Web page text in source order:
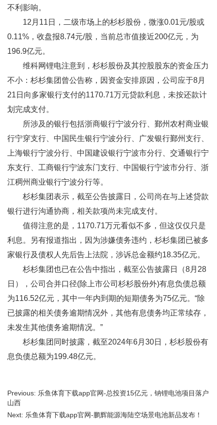
不利影响。
12月11日，二级市场上的杉杉股份，微涨0.01元/股或
0.11%，收盘报8.74元/股，当前总市值接近200亿元，为
196.9亿元。
维科网锂电注意到，杉杉股份及其控股股东的资金压力
不小：杉杉集团曾公告称，因资金安排原因，公司应于8月
21日向多家银行支付的1170.71万元贷款利息，未按还款计
划完成支付。
所涉及的银行包括浙商银行宁波分行、鄞州农村商业银
行宁穿支行、中国民生银行宁波分行、广发银行鄞州支行、
上海银行宁波分行、中国建设银行宁波市分行、交通银行宁
东支行、工商银行宁波东门支行、中国银行宁波市分行、浙
江稠州商业银行宁波分行等。
杉杉集团表示，截至公告披露日，公司尚在与上述贷款
银行进行沟通协商，相关款项尚未完成支付。
值得注意的是，1170.71万元看似不多，但这仅仅只是
利息。另有报道指出，因为涉嫌债务违约，杉杉集团已被多
家银行及债权人先后告上法院，涉诉总金额约18.35亿元。
杉杉集团也已在公告中指出，截至公告披露日（8月28
日），公司合并口径(除上市公司杉杉股份外)有息负债总额
为116.52亿元，其中一年内到期的短期债务为75亿元。“除
已披露的相关债务逾期情况外，其他有息债务均正常续存，
未发生其他债务逾期情况。”
杉杉集团同时披露，截至2024年6月30日，杉杉股份有
息负债总额为199.48亿元。
Previous: 乐鱼体育下载app官网-总投资15亿元，钠锂电池项目落户
山西
Next: 乐鱼体育下载app官网-鹏辉能源海陆空场景电池新品发布！